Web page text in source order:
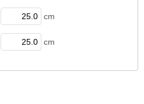
cm
cm